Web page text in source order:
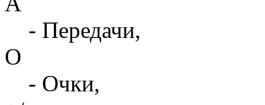
- Передачи,
О
- Очки,